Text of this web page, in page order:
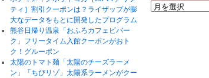
ティ］割引クーポンは？ライザップが膨
大なデータをもとに開発したプログラム
熊谷日帰り温泉「おふろカフェビバー
ク」フリータイム入館クーポンがおト
ク！グルーポン
太陽のトマト麺「太陽のチーズラーメ
ン」「ちびリゾ」太陽系ラーメンがクー